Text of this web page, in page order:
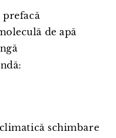
de apă
schimbare